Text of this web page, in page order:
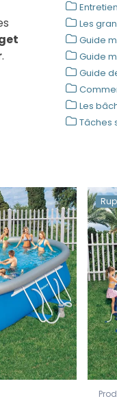
.
Les
Guide
Guide
Guide
Les
Tâches